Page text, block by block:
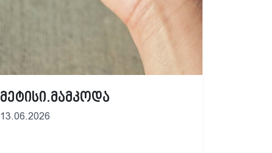
მეტისი.მამკოდა
13.06.2026